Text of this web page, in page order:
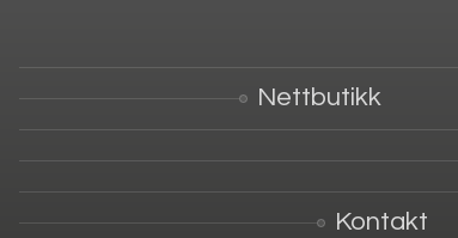
Nettbutikk
Kontakt